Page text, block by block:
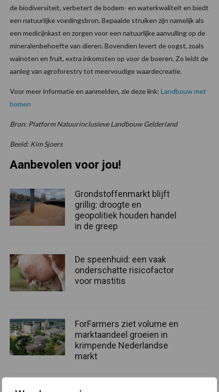
de biodiversiteit, verbetert de bodem- en waterkwaliteit en biedt
een natuurlijke voedingsbron. Bepaalde struiken zijn namelijk als
een medicijnkast en zorgen voor een natuurlijke aanvulling op de
mineralenbehoefte van dieren. Bovendien levert de oogst, zoals
walnoten en fruit, extra inkomsten op voor de boeren. Zo leidt de
aanleg van agroforestry tot meervoudige waardecreatie.
Voor meer informatie en aanmelden, zie deze link: Landbouw met
bomen
Bron: Platform Natuurinclusieve Landbouw Gelderland
Beeld: Kim Sjoers
Aanbevolen voor jou!
Grondstoffenmarkt blijft
grillig: droogte en
geopolitiek houden handel
in de greep
De speenhuid: een vaak
onderschatte risicofactor
voor mastitis
ForFarmers ziet volume en
marktaandeel groeien in
krimpende Nederlandse
markt